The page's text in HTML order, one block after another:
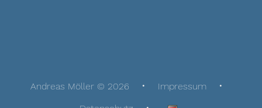
Andreas Möller © 2026
Impressum